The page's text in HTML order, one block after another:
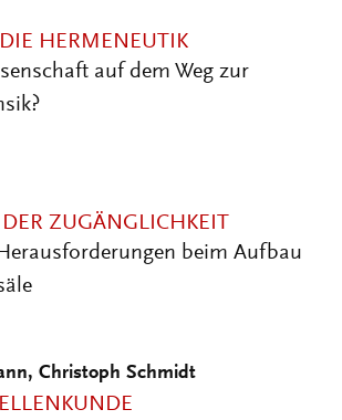
HERMENEUTIK
auf dem Weg zur
ZUGÄNGLICHKEIT
beim Aufbau
Christoph Schmidt